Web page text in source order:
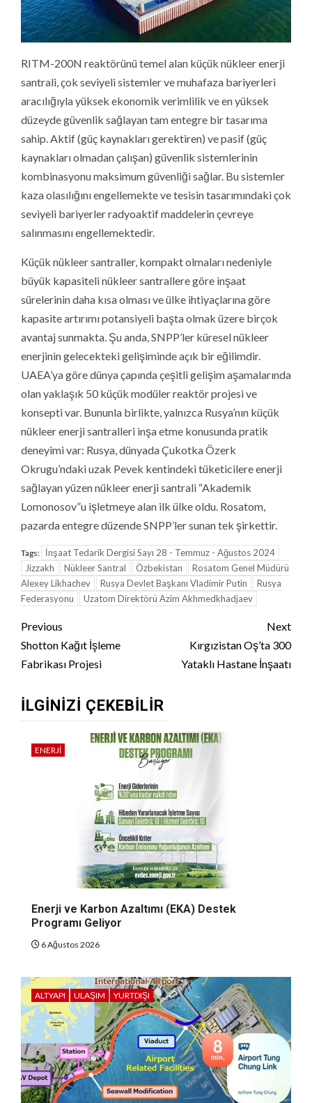
RITM-200N reaktörünü temel alan küçük nükleer enerji
santrali, çok seviyeli sistemler ve muhafaza bariyerleri
aracılığıyla yüksek ekonomik verimlilik ve en yüksek
düzeyde güvenlik sağlayan tam entegre bir tasarıma
sahip. Aktif (güç kaynakları gerektiren) ve pasif (güç
kaynakları olmadan çalışan) güvenlik sistemlerinin
kombinasyonu maksimum güvenliği sağlar. Bu sistemler
kaza olasılığını engellemekte ve tesisin tasarımındaki çok
seviyeli bariyerler radyoaktif maddelerin çevreye
salınmasını engellemektedir.
Küçük nükleer santraller, kompakt olmaları nedeniyle
büyük kapasiteli nükleer santrallere göre inşaat
sürelerinin daha kısa olması ve ülke ihtiyaçlarına göre
kapasite artırımı potansiyeli başta olmak üzere birçok
avantaj sunmakta. Şu anda, SNPP’ler küresel nükleer
enerjinin gelecekteki gelişiminde açık bir eğilimdir.
UAEA’ya göre dünya çapında çeşitli gelişim aşamalarında
olan yaklaşık 50 küçük modüler reaktör projesi ve
konsepti var. Bununla birlikte, yalnızca Rusya’nın küçük
nükleer enerji santralleri inşa etme konusunda pratik
deneyimi var: Rusya, dünyada Çukotka Özerk
Okrugu’ndaki uzak Pevek kentindeki tüketicilere enerji
sağlayan yüzen nükleer enerji santrali “Akademik
Lomonosov”u işletmeye alan ilk ülke oldu. Rosatom,
pazarda entegre düzende SNPP’ler sunan tek şirkettir.
Tags: İnşaat Tedarik Dergisi Sayı 28 - Temmuz - Ağustos 2024
Jizzakh
Nükleer Santral Özbekistan
Rosatom Genel Müdürü
Alexey Likhachev
Rusya Devlet Başkanı Vladimir Putin
Rusya
Federasyonu
Uzatom Direktörü Azim Akhmedkhadjaev
Continue
Reading
Previous
Shotton Kağıt İşleme
Fabrikası Projesi
Next
Kırgızistan Oş’ta 300
Yataklı Hastane İnşaatı
İLGINIZI ÇEKEBILIR
ENERJI
Enerji ve Karbon Azaltımı (EKA) Destek
Programı Geliyor
6 Ağustos 2026
ALTYAPI ULAŞIM YURTDIŞI